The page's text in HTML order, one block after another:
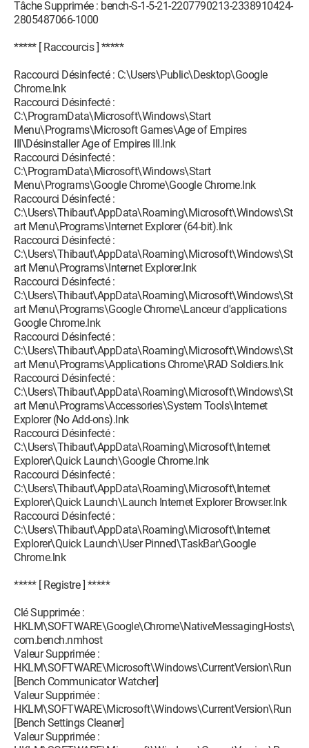
Tâche Supprimée : bench-S-1-5-21-2207790213-2338910424-
2805487066-1000
***** [ Raccourcis ] *****
Raccourci Désinfecté : C:\Users\Public\Desktop\Google
Chrome.lnk
Raccourci Désinfecté :
C:\ProgramData\Microsoft\Windows\Start
Menu\Programs\Microsoft Games\Age of Empires
III\Désinstaller Age of Empires III.lnk
Raccourci Désinfecté :
C:\ProgramData\Microsoft\Windows\Start
Menu\Programs\Google Chrome\Google Chrome.lnk
Raccourci Désinfecté :
C:\Users\Thibaut\AppData\Roaming\Microsoft\Windows\St
art Menu\Programs\Internet Explorer (64-bit).lnk
Raccourci Désinfecté :
C:\Users\Thibaut\AppData\Roaming\Microsoft\Windows\St
art Menu\Programs\Internet Explorer.lnk
Raccourci Désinfecté :
C:\Users\Thibaut\AppData\Roaming\Microsoft\Windows\St
art Menu\Programs\Google Chrome\Lanceur d'applications
Google Chrome.lnk
Raccourci Désinfecté :
C:\Users\Thibaut\AppData\Roaming\Microsoft\Windows\St
art Menu\Programs\Applications Chrome\RAD Soldiers.lnk
Raccourci Désinfecté :
C:\Users\Thibaut\AppData\Roaming\Microsoft\Windows\St
art Menu\Programs\Accessories\System Tools\Internet
Explorer (No Add-ons).lnk
Raccourci Désinfecté :
C:\Users\Thibaut\AppData\Roaming\Microsoft\Internet
Explorer\Quick Launch\Google Chrome.lnk
Raccourci Désinfecté :
C:\Users\Thibaut\AppData\Roaming\Microsoft\Internet
Explorer\Quick Launch\Launch Internet Explorer Browser.lnk
Raccourci Désinfecté :
C:\Users\Thibaut\AppData\Roaming\Microsoft\Internet
Explorer\Quick Launch\User Pinned\TaskBar\Google
Chrome.lnk
***** [ Registre ] *****
Clé Supprimée :
HKLM\SOFTWARE\Google\Chrome\NativeMessagingHosts\
com.bench.nmhost
Valeur Supprimée :
HKLM\SOFTWARE\Microsoft\Windows\CurrentVersion\Run
[Bench Communicator Watcher]
Valeur Supprimée :
HKLM\SOFTWARE\Microsoft\Windows\CurrentVersion\Run
[Bench Settings Cleaner]
Valeur Supprimée :